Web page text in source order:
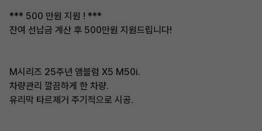
*** 500 만원 지원 ! ***
잔여 선납금 계산 후 500만원 지원드립니다!
M시리즈 25주년 앰블럼 X5 M50i.
차량관리 깔끔하게 한 차량.
유리막 타르제거 주기적으로 시공.